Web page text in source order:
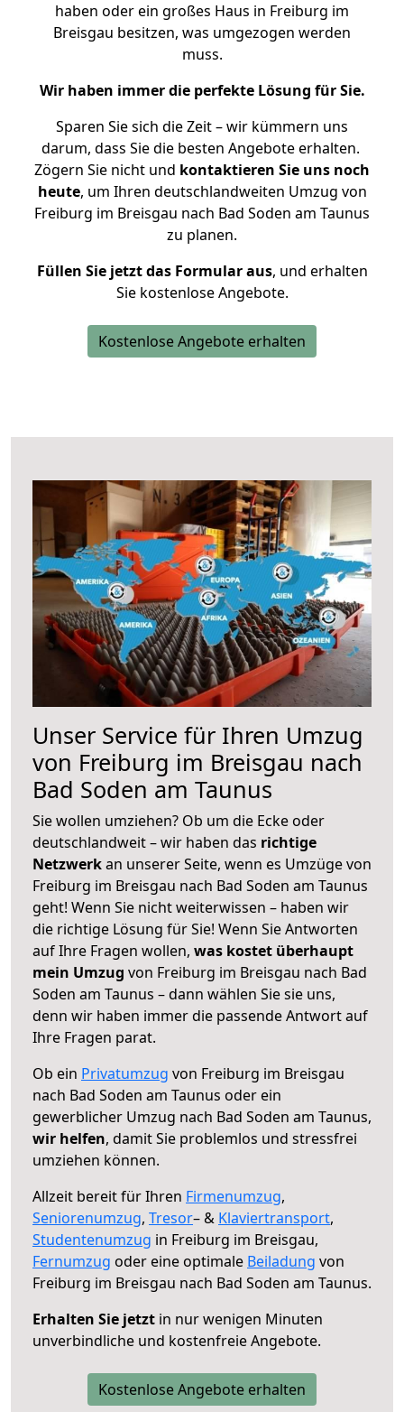
haben oder ein großes Haus in Freiburg im
Breisgau besitzen, was umgezogen werden
muss.
Wir haben immer die perfekte Lösung für Sie.
Sparen Sie sich die Zeit – wir kümmern uns
darum, dass Sie die besten Angebote erhalten.
Zögern Sie nicht und kontaktieren Sie uns noch
heute, um Ihren deutschlandweiten Umzug von
Freiburg im Breisgau nach Bad Soden am Taunus
zu planen.
Füllen Sie jetzt das Formular aus, und erhalten
Sie kostenlose Angebote.
Kostenlose Angebote erhalten
Unser Service für Ihren Umzug
von Freiburg im Breisgau nach
Bad Soden am Taunus
Sie wollen umziehen? Ob um die Ecke oder
deutschlandweit – wir haben das richtige
Netzwerkan unserer Seite, wenn es Umzüge von
Freiburg im Breisgau nach Bad Soden am Taunus
geht! Wenn Sie nicht weiterwissen – haben wir
die richtige Lösung für Sie! Wenn Sie Antworten
auf Ihre Fragen wollen, was kostet überhaupt
mein Umzug von Freiburg im Breisgau nach Bad
Soden am Taunus – dann wählen Sie sie uns,
denn wir haben immer die passende Antwort auf
Ihre Fragen parat.
Ob ein Privatumzug von Freiburg im Breisgau
nach Bad Soden am Taunus oder ein
gewerblicher Umzug nach Bad Soden am Taunus,
wir helfen, damit Sie problemlos und stressfrei
umziehen können.
Allzeit bereit für Ihren Firmenumzug,
Seniorenumzug, Tresor– & Klaviertransport,
Studentenumzug in Freiburg im Breisgau,
Fernumzug oder eine optimale Beiladung von
Freiburg im Breisgau nach Bad Soden am Taunus.
Erhalten Sie jetzt in nur wenigen Minuten
unverbindliche und kostenfreie Angebote.
Kostenlose Angebote erhalten